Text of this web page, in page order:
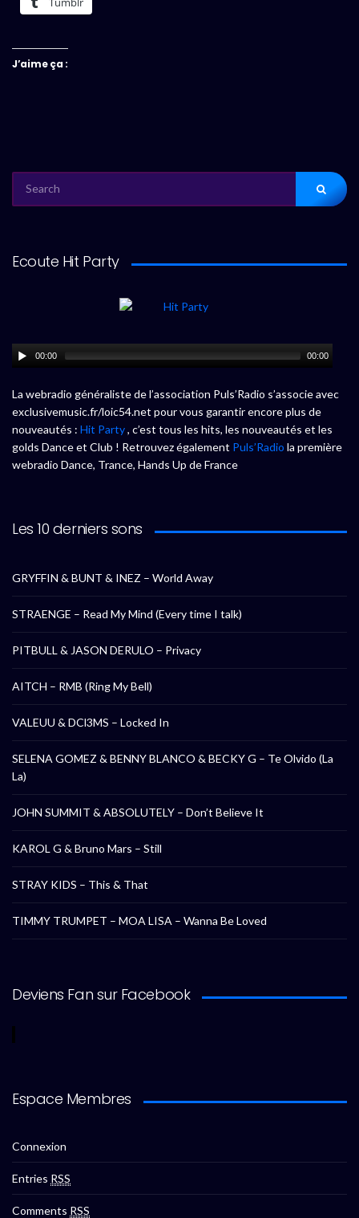
J’aime ça :
FOR:
Ecoute Hit Party
00:00 00:00
La webradio généraliste de l’association Puls’Radio s’associe avec
exclusivemusic.fr/loic54.net pour vous garantir encore plus de
nouveautés : Hit Party, c’est tous les hits, les nouveautés et les
golds Dance et Club ! Retrouvez également Puls’Radio la première
webradio Dance, Trance, Hands Up de France
Les 10 derniers sons
GRYFFIN & BUNT & INEZ – World Away
STRAENGE – Read My Mind (Every time I talk)
PITBULL & JASON DERULO – Privacy
AITCH – RMB (Ring My Bell)
VALEUU & DCl3MS – Locked In
SELENA GOMEZ & BENNY BLANCO & BECKY G – Te Olvido (La
La)
JOHN SUMMIT & ABSOLUTELY – Don’t Believe It
KAROL G & Bruno Mars – Still
STRAY KIDS – This & That
TIMMY TRUMPET – MOA LISA – Wanna Be Loved
Deviens Fan sur Facebook
Espace Membres
Connexion
Entries RSS
Comments RSS